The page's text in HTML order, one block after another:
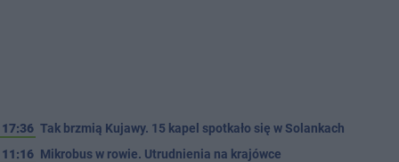
17:36 Tak brzmią Kujawy. 15 kapel spotkało się w Solankach
11:16 Mikrobus w rowie. Utrudnienia na krajówce